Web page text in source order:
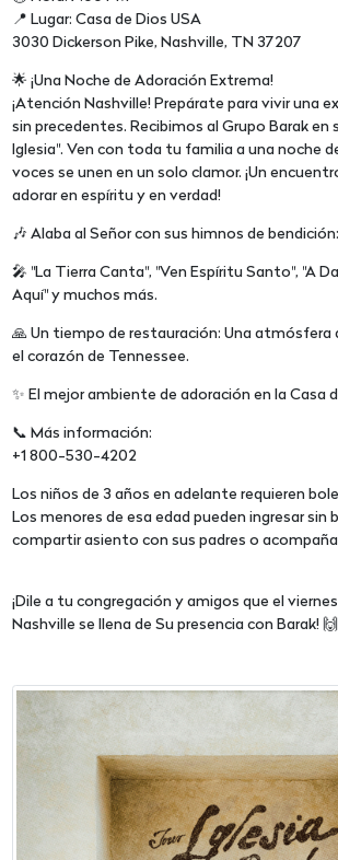
📍 Lugar: Casa de Dios USA
3030 Dickerson Pike, Nashville, TN 37207
🌟 ¡Una Noche de Adoración Extrema!
¡Atención Nashville! Prepárate para vivir una
sin precedentes. Recibimos al Grupo Barak en
Iglesia". Ven con toda tu familia a una noche
voces se unen en un solo clamor. ¡Un
adorar en espíritu y en verdad!
🎶 Alaba al Señor con sus himnos de bendición:
🎤 "La Tierra Canta", "Ven Espíritu Santo", "A
Aquí" y muchos más.
🙏 Un tiempo de restauración: Una atmósfera
el corazón de Tennessee.
✨ El mejor ambiente de adoración en la Casa
📞 Más información:
+1 800-530-4202
Los niños de 3 años en adelante requieren
Los menores de esa edad pueden ingresar sin
compartir asiento con sus padres o
¡Dile a tu congregación y amigos que el
Nashville se llena de Su presencia con Barak!